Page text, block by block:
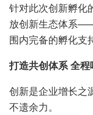
针对此次创新孵化
放创新生态体系
围内完备的孵化支
打造共创体系 全
创新是企业增长之
不遗余力。